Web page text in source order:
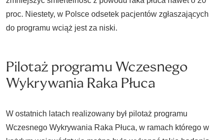
proc. Niestety, w Polsce odsetek pacjentów zgłaszających
do programu wciąż jest za niski.
Pilotaż programu Wczesnego
Wykrywania Raka Płuca
W ostatnich latach realizowany był pilotaż programu
Wczesnego Wykrywania Raka Płuca, w ramach którego w